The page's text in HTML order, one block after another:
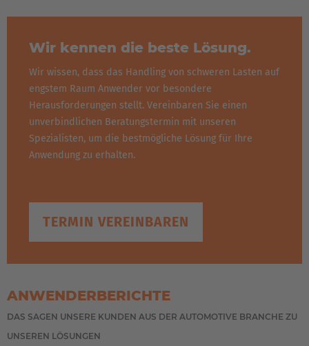
Wir kennen die beste Lösung.
Wir wissen, dass das Handling von schweren Lasten auf
engstem Raum Anwender vor besondere
Herausforderungen stellt. Vereinbaren Sie einen
unverbindlichen Beratungstermin mit unseren
Spezialisten, um die bestmögliche Lösung für Ihre
Anwendung zu erhalten.
TERMIN VEREINBAREN
ANWENDERBERICHTE
DAS SAGEN UNSERE KUNDEN AUS DER AUTOMOTIVE BRANCHE ZU
UNSEREN LÖSUNGEN